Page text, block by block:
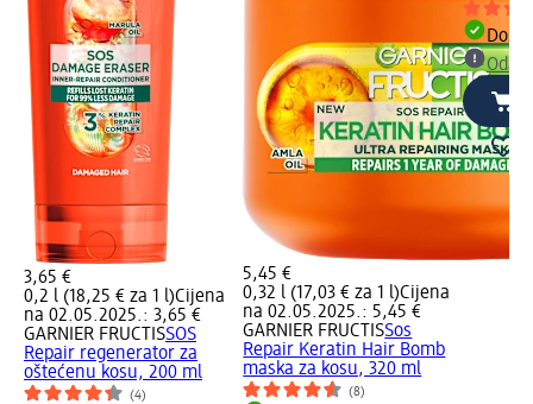
3,65 €
0,2 l (18,25 € za 1 l)Cijena
na 02.05.2025.: 3,65 €
GARNIER FRUCTISSOS
Repair regenerator za
oštećenu kosu, 200 ml
(4)
5,45 €
0,32 l (17,03 € za 1 l)Cijena
na 02.05.2025.: 5,45 €
GARNIER FRUCTISSos
Repair Keratin Hair Bomb
maska za kosu, 320 ml
(8)